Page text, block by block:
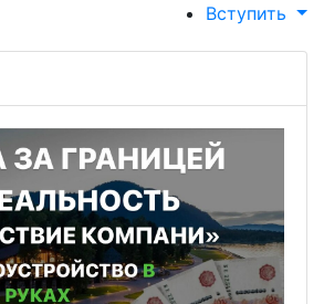
Вступить